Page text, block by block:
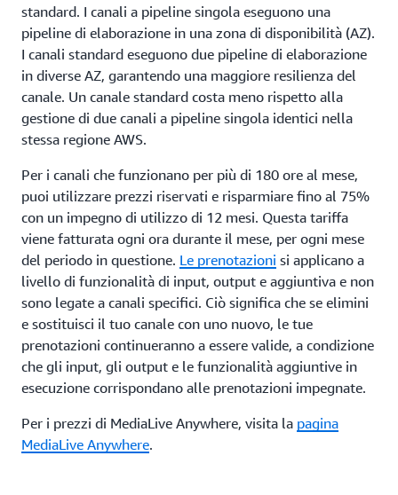
standard. I canali a pipeline singola eseguono una
pipeline di elaborazione in una zona di disponibilità (AZ).
I canali standard eseguono due pipeline di elaborazione
in diverse AZ, garantendo una maggiore resilienza del
canale. Un canale standard costa meno rispetto alla
gestione di due canali a pipeline singola identici nella
stessa regione AWS.
Per i canali che funzionano per più di 180 ore al mese,
puoi utilizzare prezzi riservati e risparmiare fino al 75%
con un impegno di utilizzo di 12 mesi. Questa tariffa
viene fatturata ogni ora durante il mese, per ogni mese
del periodo in questione. Le prenotazioni si applicano a
livello di funzionalità di input, output e aggiuntiva e non
sono legate a canali specifici. Ciò significa che se elimini
e sostituisci il tuo canale con uno nuovo, le tue
prenotazioni continueranno a essere valide, a condizione
che gli input, gli output e le funzionalità aggiuntive in
esecuzione corrispondano alle prenotazioni impegnate.
Per i prezzi di MediaLive Anywhere, visita la pagina
MediaLive Anywhere.